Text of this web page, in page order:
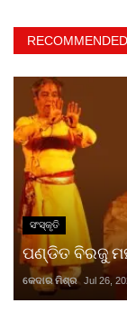
ସଂସ୍କୃତି
ପଣ୍ଡିତ ବିରଜୁ
କେଦାର ମିଶ୍ର Jul 26,